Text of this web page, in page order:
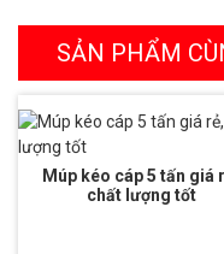
SẢN PHẨM
Múp kéo cáp 5 tấn giá
chất lượng tốt